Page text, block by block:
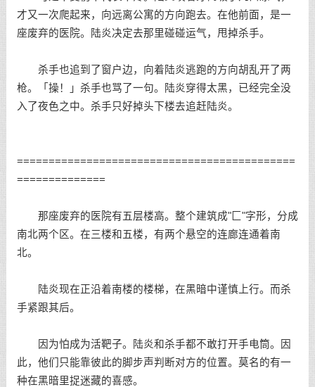
才又一次爬起来，向远离公寓的方向跑去。在他前面，是一
座废弃的医院。陆炎决定去那里碰碰运气，甩掉杀手。
杀手也追到了窗户边，向着陆炎逃跑的方向胡乱开了两
枪。「操！」杀手也骂了一句。陆炎穿得太黑，已经完全没
入了夜色之中。杀手只好掉头下楼去追赶陆炎。
============================================
==============
那座废弃的医院有五层楼高。整个建筑成"匚"字形，分成
南北两个区。在三楼和五楼，有两个悬空的连廊连通着南
北。
陆炎现在正沿着南楼的楼梯，在黑暗中谨慎上行。而杀
手紧跟其后。
因为怕成为活靶子。陆炎和杀手都不敢打开手电筒。因
此，他们只能靠彼此的脚步声判断对方的位置。莫名的有一
种在黑暗里捉迷藏的喜感。